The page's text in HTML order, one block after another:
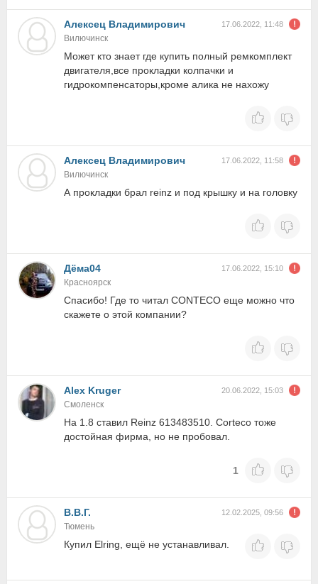
Алексец Владимирович 17.06.2022, 11:48
Вилючинск
Может кто знает где купить полный ремкомплект
двигателя,все прокладки колпачки и
гидрокомпенсаторы,кроме алика не нахожу
Алексец Владимирович 17.06.2022, 11:58
Вилючинск
А прокладки брал reinz и под крышку и на головку
Дёма04 17.06.2022, 15:10
Красноярск
Спасибо! Где то читал CONTECO еще можно что
скажете о этой компании?
Alex Kruger 20.06.2022, 15:03
Смоленск
На 1.8 ставил Reinz 613483510. Corteco тоже
достойная фирма, но не пробовал.
1
В.В.Г. 12.02.2025, 09:56
Тюмень
Купил Elring, ещё не устанавливал.